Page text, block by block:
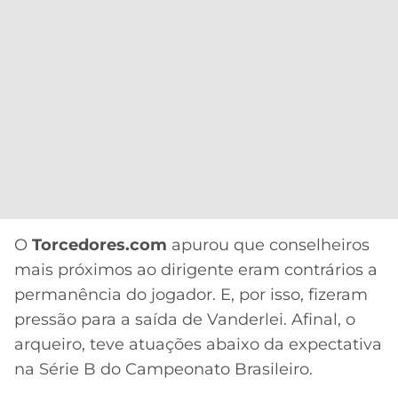
MELHORES
CASSINOS
ONLINE
2026
GRÊMIO
ATLÉTICO
MG
CAMPEÕES
LALIGA
O Torcedores.com apurou que conselheiros
mais próximos ao dirigente eram contrários a
permanência do jogador. E, por isso, fizeram
pressão para a saída de Vanderlei. Afinal, o
arqueiro, teve atuações abaixo da expectativa
na Série B do Campeonato Brasileiro.